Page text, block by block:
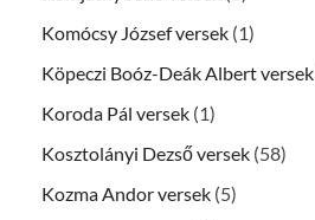
Komócsy József versek (1)
Köpeczi Boóz-Deák Albert versek
Koroda Pál versek (1)
Kosztolányi Dezső versek (58)
Kozma Andor versek (5)